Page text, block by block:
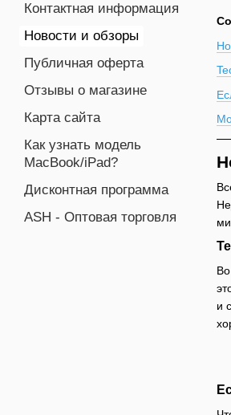
и
Контактная информация
Новости и обзоры
Публичная оферта
Отзывы о магазине
Карта сайта
Как узнать модель
MacBook/iPad?
Дисконтная программа
ASH - Оптовая торговля